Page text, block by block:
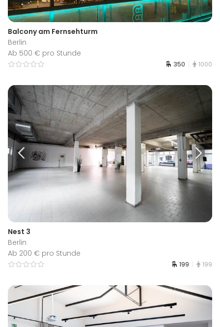
Balcony am Fernsehturm
Berlin
Ab 500 € pro Stunde
350 1000
Nest 3
Berlin
Ab 200 € pro Stunde
199 199